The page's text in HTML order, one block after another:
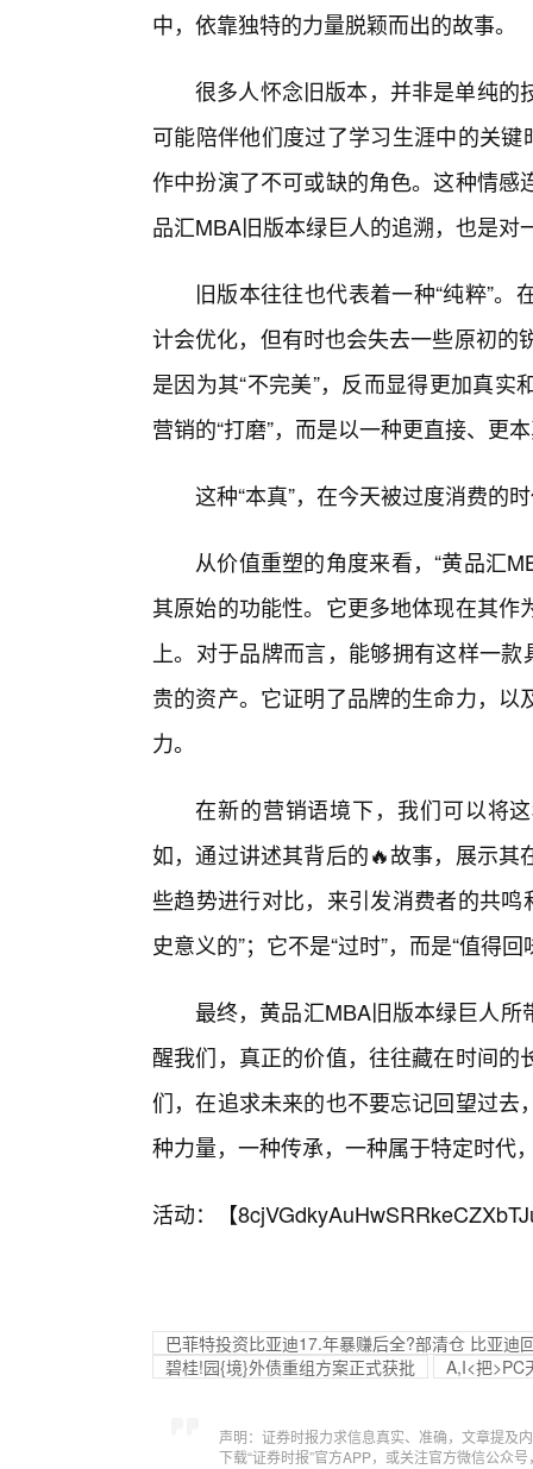
中，依靠独特的力量脱颖而出的故事。
很多人怀念旧版本，并非是单纯的
可能陪伴他们度过了学习生涯中的关
作中扮演了不可或缺的角色。这种情
品汇MBA旧版本绿巨人的追溯，也是
旧版本往往也代表着一种“纯粹”
计会优化，但有时也会失去一些原初的
是因为其“不完美”，反而显得更加真
营销的“打磨”，而是以一种更直接、更
这种“本真”，在今天被过度消费的
从价值重塑的角度来看，“黄品汇
其原始的功能性。它更多地体现在其
上。对于品牌而言，能够拥有这样一
贵的资产。它证明了品牌的生命力，
力。
在新的营销语境下，我们可以将
如，通过讲述其背后的🔥故事，展示
些趋势进行对比，来引发消费者的共鸣
史意义的”；它不是“过时”，而是“值得
最终，黄品汇MBA旧版本绿巨人
醒我们，真正的价值，往往藏在时间
们，在追求未来的也不要忘记回望过
种力量，一种传承，一种属于特定时代
活动：【
巴菲特投资比亚迪17.年暴赚后全?部清仓 比亚迪
碧桂!园{境}外债重组方案正式获批
A,I<把>PC
声明：证券时报力求信息真实、准确，文章提及
下载“证券时报”官方APP，或关注官方微信公众